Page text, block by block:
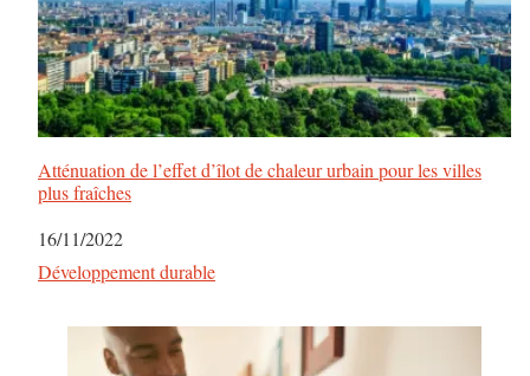
Atténuation de l’effet d’îlot de chaleur urbain pour les villes
plus fraîches
Date
16/11/2022
Par rapport à
Développement durable